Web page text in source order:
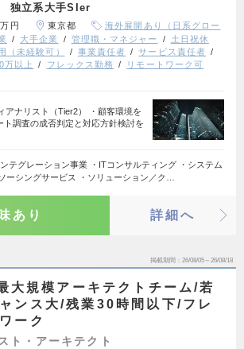
独立系大手SIer
円 東京都
海外展開あり（日系グロー
大手企業 管理職・マネジャー
土日祝休
（未経験可） 事業責任者
サービス責任者
万以上 フレックス勤務
リモートワーク可
ナリスト（Tier2） ・顧客環境を
ト調査の成否判定と対応方針検討を
テグレーション事業 ・ITコンサルティング ・システム
ーシングサービス ・ソリューション／ク…
あり 詳細へ
掲載期間 26/08/05～26/08/18
大規模アーキテクトチーム/若
ンス大/残業30時間以下/フレ
ーク
ト・アーキテクト